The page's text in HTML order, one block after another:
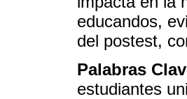
educandos,
del postest,
Palabras
estudiantes